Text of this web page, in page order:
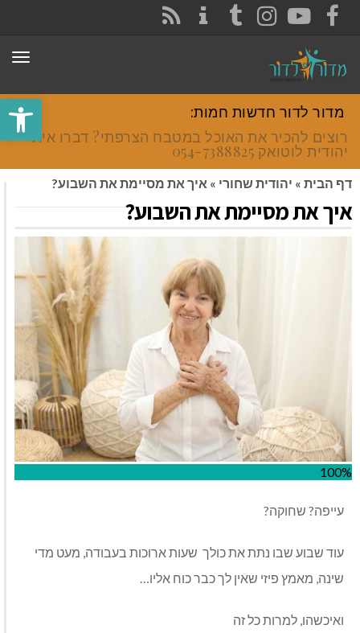
פתח
FACEBOOK
YOUTUBE
INSTAGRAM
TUMBLR
מדור לדור חדשות חמות:
רוצים להכיר את האוכל במטבח הצרפתי? דברו איתי
יהודית לוטואק 054-7388825.
דף הבית » יהודית שחורי » איך את מסיימת את השבוע?
איך את מסיימת את השבוע?
100%
עייפה? שחוקה?
עוד שבוע שבו נתת את כולך שעות ארוכות בעבודה, מעט מדי
שינה, מאמץ פיזי שאין לך כבר כוח אליו…
ואיכשהו, למרות כל זה